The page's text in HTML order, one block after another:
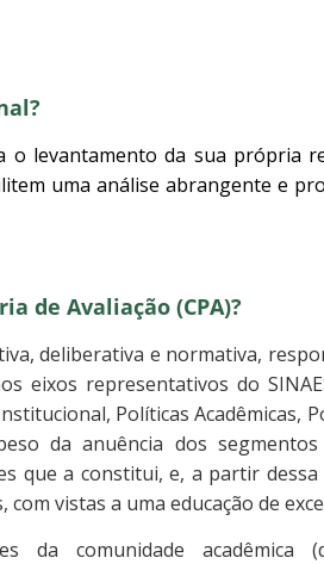
o levantamento da sua própria
uma análise abrangente e
de Avaliação (CPA)?
deliberativa e normativa,
eixos representativos do
Políticas Acadêmicas,
da anuência dos
que a constitui, e, a partir dessa
vistas a uma educação de
comunidade acadêmica